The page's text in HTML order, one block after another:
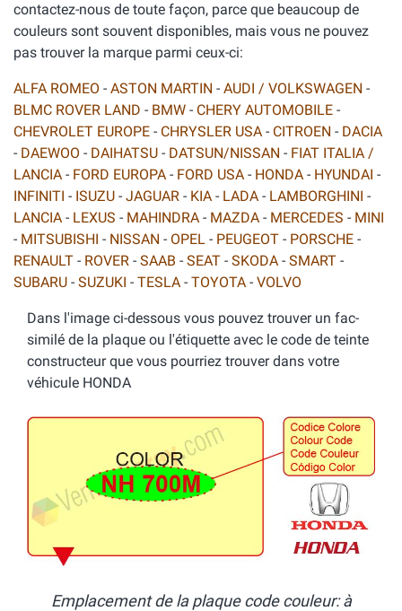
contactez-nous de toute façon, parce que beaucoup de
couleurs sont souvent disponibles, mais vous ne pouvez
pas trouver la marque parmi ceux-ci:
ALFA ROMEO - ASTON MARTIN - AUDI / VOLKSWAGEN -
BLMC ROVER LAND - BMW - CHERY AUTOMOBILE -
CHEVROLET EUROPE - CHRYSLER USA - CITROEN - DACIA
- DAEWOO - DAIHATSU - DATSUN/NISSAN - FIAT ITALIA /
LANCIA - FORD EUROPA - FORD USA - HONDA - HYUNDAI -
INFINITI - ISUZU - JAGUAR - KIA - LADA - LAMBORGHINI -
LANCIA - LEXUS - MAHINDRA - MAZDA - MERCEDES - MINI
- MITSUBISHI - NISSAN - OPEL - PEUGEOT - PORSCHE -
RENAULT - ROVER - SAAB - SEAT - SKODA - SMART -
SUBARU - SUZUKI - TESLA - TOYOTA - VOLVO
Dans l'image ci-dessous vous pouvez trouver un fac-
similé de la plaque ou l'étiquette avec le code de teinte
constructeur que vous pourriez trouver dans votre
véhicule HONDA
Emplacement de la plaque code couleur: à